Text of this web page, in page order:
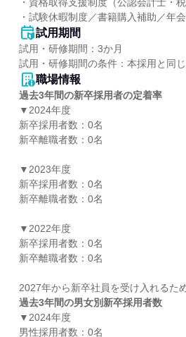
・試験休暇制度／書籍購入補助／年
試用期間
試用・研修期間：3か月
職場情報
過去3年間の新卒採用者の定着率
▼2024年度
新卒採用者数：0名
新卒離職者数：0名
▼2023年度
新卒採用者数：0名
新卒離職者数：0名
▼2022年度
新卒採用者数：0名
新卒離職者数：0名
過去3年間の男女別新卒採用者数
▼2024年度
男性採用者数：0名